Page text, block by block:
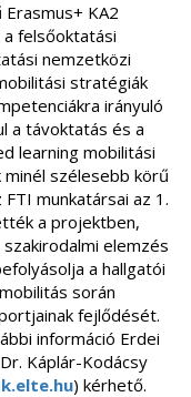
KA2
felsőoktatási
nemzetközi
stratégiák
irányuló
a távoktatás és a
learning mobilitási
szélesebb körű
munkatársai az 1.
a projektben,
elemzés
a hallgatói
során
fejlődését.
információ Erdei
Káplár-Kodácsy
) kérhető.